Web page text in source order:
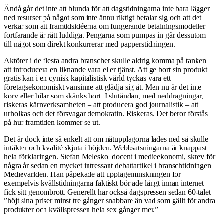
Ändå går det inte att blunda för att dagstidningarna inte bara lägger
ned resurser på något som inte ännu riktigt betalar sig och att det
verkar som att framtidsidéerna om fungerande betalningsmodeller
fortfarande är rätt luddiga. Pengarna som pumpas in går dessutom
till något som direkt konkurrerar med papperstidningen.
Aktörer i de flesta andra branscher skulle aldrig komma på tanken
att introducera en liknande vara eller tjänst. Att ge bort sin produkt
gratis kan i en cynisk kapitalistisk värld tyckas vara ett
företagsekonomiskt vansinne att glädja sig åt. Men nu är det inte
korv eller bilar som skänks bort. I slutändan, med neddragningar,
riskeras kärnverksamheten – att producera god journalistik – att
urholkas och det försvagar demokratin. Riskeras. Det beror förstås
på hur framtiden kommer se ut.
Det är dock inte så enkelt att om nätupplagorna lades ned så skulle
intäkter och kvalité skjuta i höjden. Webbsatsningarna är knappast
hela förklaringen. Stefan Melesko, docent i medieekonomi, skrev för
några år sedan en mycket intressant debattartikel i branschtidningen
Medievärlden. Han påpekade att upplageminskningen för
exempelvis kvällstidningarna faktiskt började långt innan internet
fick sitt genombrott. Generellt har också dagspressen sedan 60-talet
”höjt sina priser minst tre gånger snabbare än vad som gällt för andra
produkter och kvällspressen hela sex gånger mer.”